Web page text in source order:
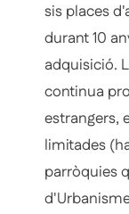
sis places
durant 10
adquisició.
continua
estrangers,
limitades
parròquies